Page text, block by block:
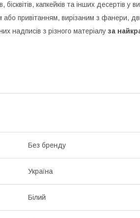
капкейків та інших десертів у
привітанням, вирізаним з фанери,
надписів з різного матеріалу за
Без бренду
Україна
Білий